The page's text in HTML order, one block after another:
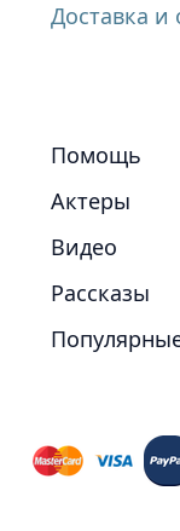
Доставка и
Помощь
Актеры
Видео
Рассказы